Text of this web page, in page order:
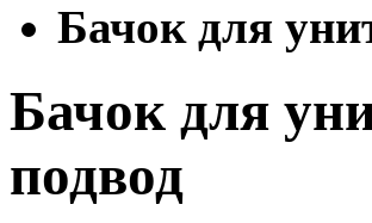
Бачок для
Бачок для
подвод